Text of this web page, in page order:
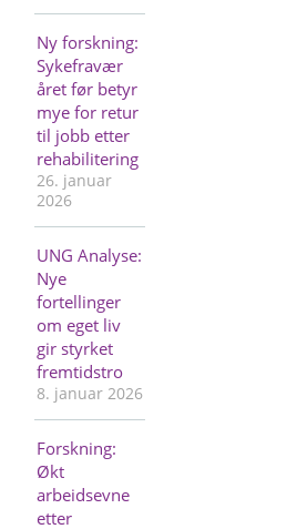
Ny forskning:
Sykefravær
året før betyr
mye for retur
til jobb etter
rehabilitering
26. januar
2026
UNG Analyse:
Nye
fortellinger
om eget liv
gir styrket
fremtidstro
8. januar 2026
Forskning:
Økt
arbeidsevne
etter